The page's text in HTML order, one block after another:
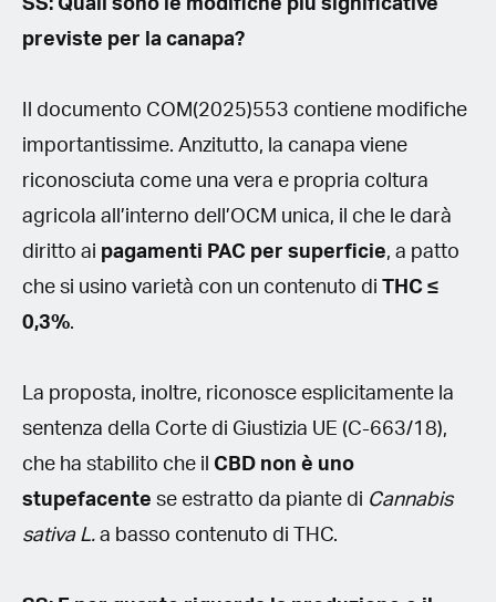
SS: Quali sono le modifiche più significative
previste per la canapa?
Il documento COM(2025)553 contiene modifiche
importantissime. Anzitutto, la canapa viene
riconosciuta come una vera e propria coltura
agricola all’interno dell’OCM unica, il che le darà
diritto ai pagamenti PAC per superficie, a patto
che si usino varietà con un contenuto di THC ≤
0,3%.
La proposta, inoltre, riconosce esplicitamente la
sentenza della Corte di Giustizia UE (C-663/18),
che ha stabilito che il CBD non è uno
stupefacente se estratto da piante di Cannabis
sativa L. a basso contenuto di THC.